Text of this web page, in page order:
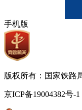
手机版
版权所有：国家铁
京ICP备19004382号